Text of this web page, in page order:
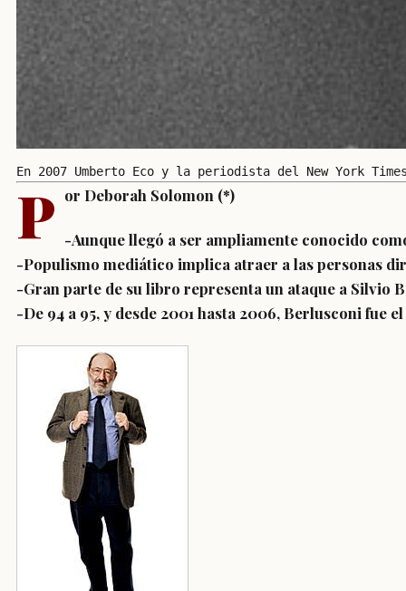
En 2007 Umberto Eco y la periodista del New York
P or Deborah Solomon (*)
-Aunque llegó a ser ampliamente conocido
-Populismo mediático implica atraer a las personas
-Gran parte de su libro representa un ataque a
-De 94 a 95, y desde 2001 hasta 2006, Berlusconi